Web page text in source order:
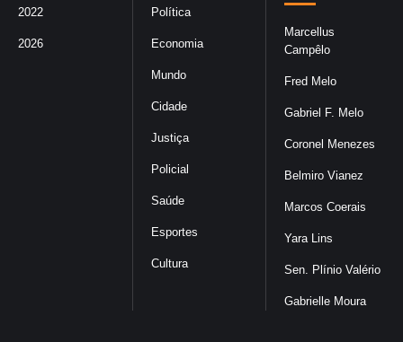
Marcellus
Campêlo
Fred Melo
Gabriel F. Melo
Coronel Menezes
Belmiro Vianez
Marcos Coerais
Yara Lins
Sen. Plínio Valério
Gabrielle Moura
Política
Economia
Mundo
Cidade
Justiça
Policial
Saúde
Esportes
Cultura
2022
2026